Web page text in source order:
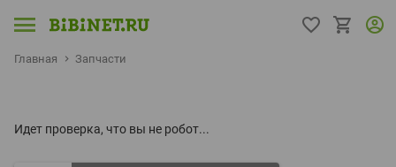
Главная Запчасти
Идет проверка, что вы не робот...